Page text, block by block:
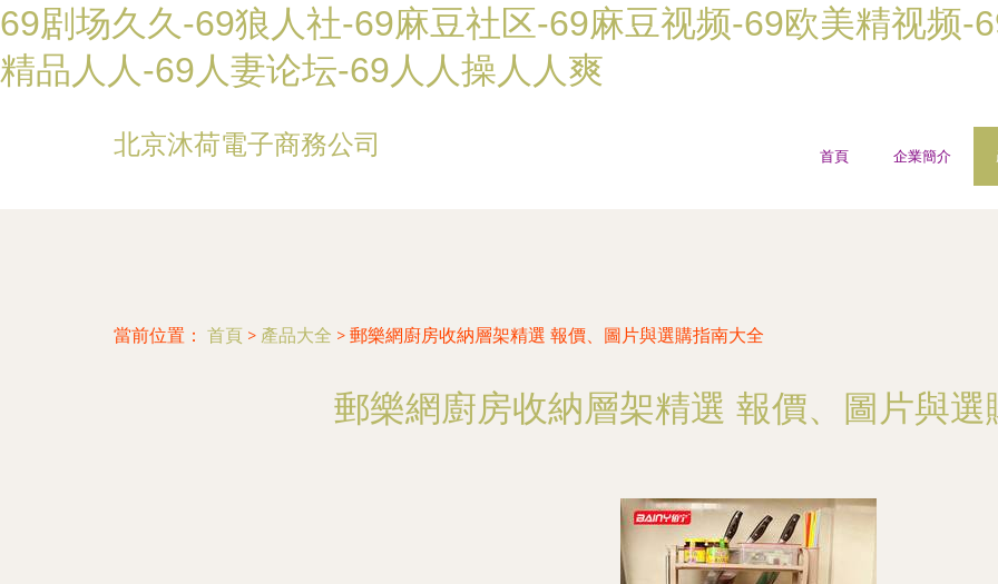
69剧场久久-69狼人社-69麻豆社区-69麻豆视频-69欧美精视频-
精品人人-69人妻论坛-69人人操人人爽
北京沐荷電子商務公司 首頁 企業簡介
當前位置： 首頁 > 產品大全 > 郵樂網廚房收納層架精選 報價、圖片與選購指南大全
郵樂網廚房收納層架精選 報價、圖片與選